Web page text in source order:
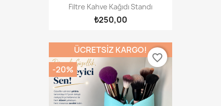
Filtre Kahve Kağıdı Standı
₺250,00
ÜCRETSIZ KARGO!
-20%
favorite_border